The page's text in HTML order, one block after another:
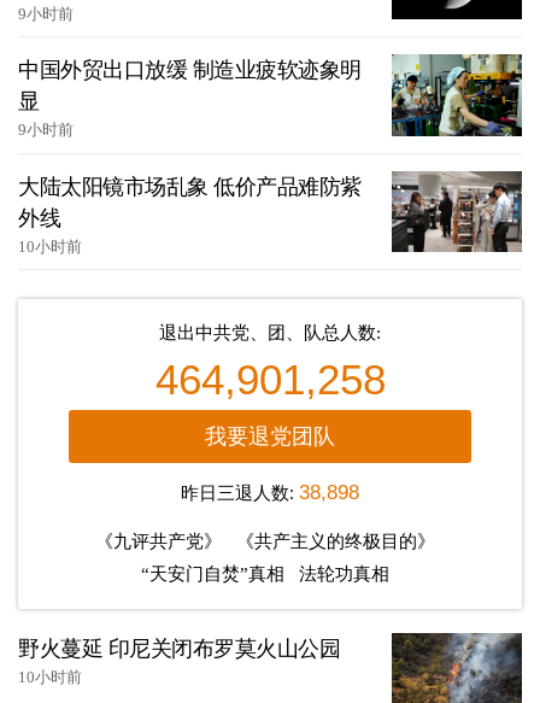
9小时前
中国外贸出口放缓 制造业疲软迹象明
显
9小时前
大陆太阳镜市场乱象 低价产品难防紫
外线
10小时前
退出中共党、团、队总人数:
464,901,258
我要退党团队
昨日三退人数: 38,898
《九评共产党》
《共产主义的终极目的》
“天安门自焚”真相
法轮功真相
野火蔓延 印尼关闭布罗莫火山公园
10小时前